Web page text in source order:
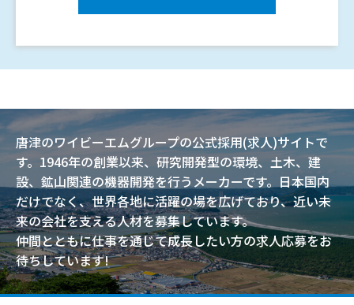
唐津のワイビーエムグループの公式採用(求人)サイトで
す。1946年の創業以来、研究開発型の環境、土木、建
設、鉱山関連の機器開発を行うメーカーです。日本国内
だけでなく、世界各地に活躍の場を広げており、近い未
来の会社を支える人材を募集しています。
仲間とともに仕事を通じて成長したい方の求人応募をお
待ちしています!